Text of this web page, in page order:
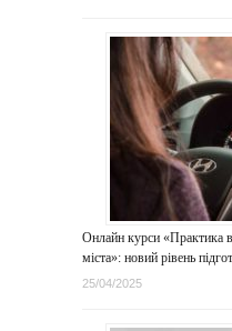
Онлайн курси «Практика
міста»: новий рівень
25/04/2025